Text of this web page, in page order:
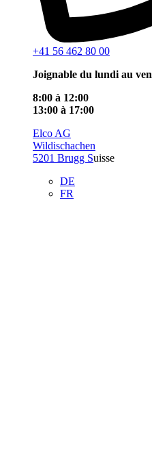
+41 56 462 80 00
Joignable du lundi au
8:00 à 12:00
13:00 à 17:00
Elco AG
Wildischachen
5201 Brugg Suisse
DE
FR